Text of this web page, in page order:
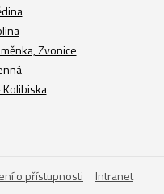
Zvonice
Kolibiska
o přístupnosti Intranet